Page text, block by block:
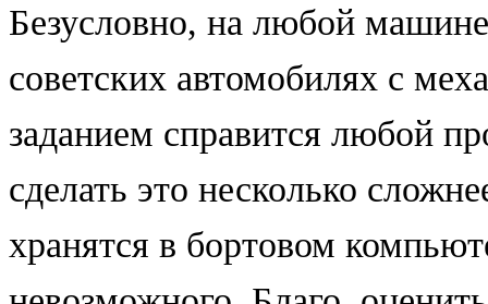
Безусловно, на любой
советских автомобилях с
заданием справится любой
сделать это несколько
хранятся в бортовом